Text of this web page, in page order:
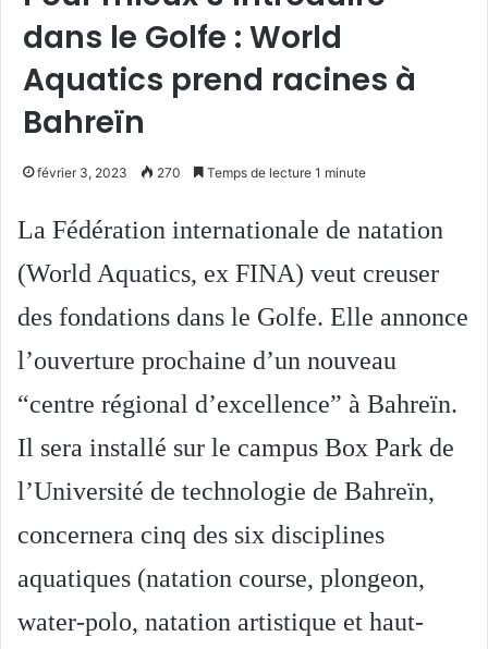
dans le Golfe : World
Aquatics prend racines à
Bahreïn
février 3, 2023 270 Temps de lecture 1 minute
La Fédération internationale de natation
(World Aquatics, ex FINA) veut creuser
des fondations dans le Golfe. Elle annonce
l’ouverture prochaine d’un nouveau
“centre régional d’excellence” à Bahreïn.
Il sera installé sur le campus Box Park de
l’Université de technologie de Bahreïn,
concernera cinq des six disciplines
aquatiques (natation course, plongeon,
water-polo, natation artistique et haut-